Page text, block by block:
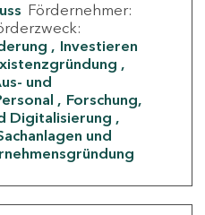
Fördernehmer:
Investieren
und
Forschung,
Digitalisierung
und